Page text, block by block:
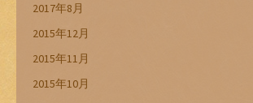
2017年8月
2015年12月
2015年11月
2015年10月